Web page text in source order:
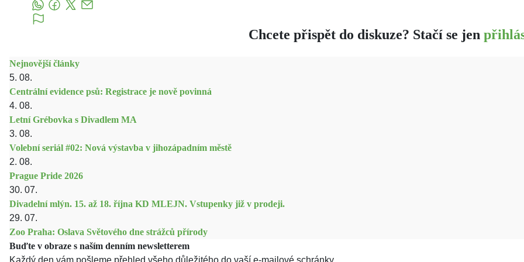
Chcete přispět do diskuze? Stačí se jen
Nejnovější články
5. 08.
Centrální evidence psů: Registrace je nově povinná
4. 08.
Letní Grébovka s Divadlem MA
3. 08.
Volební seriál #02: Nová výstavba v jihozápadním městě
2. 08.
Prague Pride 2026
30. 07.
Divadelní mlýn. 15. až 18. října KD MLEJN. Vstupenky již v prodeji.
29. 07.
Zoo Praha: Oslava Světového dne strážců přírody
Buďte v obraze s naším denním newsletterem